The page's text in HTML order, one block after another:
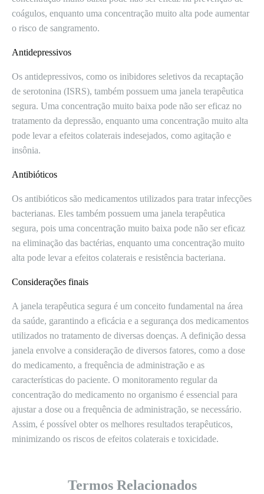
coágulos, enquanto uma concentração muito alta pode aumentar
o risco de sangramento.
Antidepressivos
Os antidepressivos, como os inibidores seletivos da recaptação
de serotonina (ISRS), também possuem uma janela terapêutica
segura. Uma concentração muito baixa pode não ser eficaz no
tratamento da depressão, enquanto uma concentração muito alta
pode levar a efeitos colaterais indesejados, como agitação e
insônia.
Antibióticos
Os antibióticos são medicamentos utilizados para tratar infecções
bacterianas. Eles também possuem uma janela terapêutica
segura, pois uma concentração muito baixa pode não ser eficaz
na eliminação das bactérias, enquanto uma concentração muito
alta pode levar a efeitos colaterais e resistência bacteriana.
Considerações finais
A janela terapêutica segura é um conceito fundamental na área
da saúde, garantindo a eficácia e a segurança dos medicamentos
utilizados no tratamento de diversas doenças. A definição dessa
janela envolve a consideração de diversos fatores, como a dose
do medicamento, a frequência de administração e as
características do paciente. O monitoramento regular da
concentração do medicamento no organismo é essencial para
ajustar a dose ou a frequência de administração, se necessário.
Assim, é possível obter os melhores resultados terapêuticos,
minimizando os riscos de efeitos colaterais e toxicidade.
Termos Relacionados